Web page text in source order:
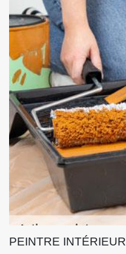
PEINTRE INTÉRIEUR